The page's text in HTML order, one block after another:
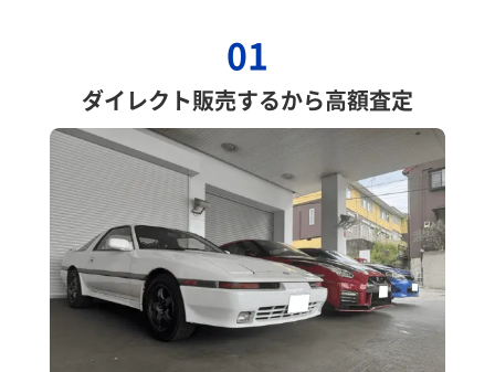
01
ダイレクト販売するから高額査定